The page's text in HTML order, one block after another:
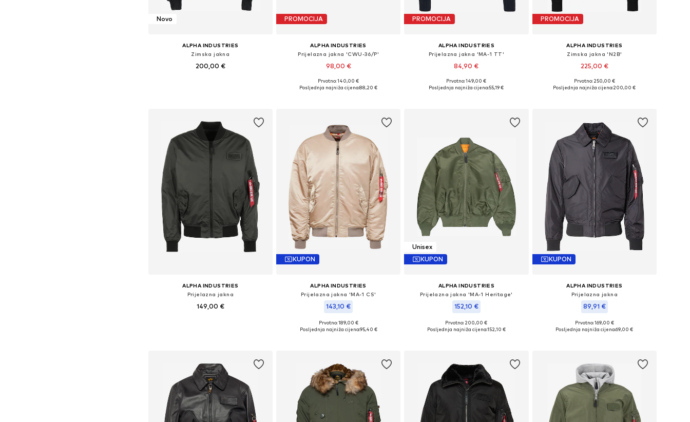
Novo
ALPHA INDUSTRIES
Zimska jakna
200,00 €
PROMOCIJA
ALPHA INDUSTRIES
Prijelazna jakna 'CWU-36/P'
98,00 €
Dostupne veličine: S, M, L, XL, XXL, XXXL
Prvotno: 140,00 €
Posljednja najniža cijena:88,20 €
PROMOCIJA
ALPHA INDUSTRIES
Prijelazna jakna 'MA-1 TT'
84,90 €
+2
Dostupne veličine: S, M, L, XL
Prvotno: 149,00 €
Posljednja najniža cijena:55,19 €
PROMOCIJA
ALPHA INDUSTRIES
Zimska jakna 'N2B'
225,00 €
Dostupne veličine: S, M, L, XL
Prvotno: 250,00 €
Posljednja najniža cijena:200,00 €
ALPHA INDUSTRIES
Prijelazna jakna
149,00 €
KUPON
ALPHA INDUSTRIES
Prijelazna jakna 'MA-1 CS'
143,10 €
Dostupne veličine: S, M, L, XL
Prvotno: 189,00 €
Posljednja najniža cijena:95,40 €
Unisex
KUPON
ALPHA INDUSTRIES
Prijelazna jakna 'MA-1 Heritage'
152,10 €
+4
Dostupno u više veličina
Prvotno: 200,00 €
Posljednja najniža cijena:152,10 €
KUPON
ALPHA INDUSTRIES
Prijelazna jakna
89,91 €
Dostupne veličine: S, M, L
Prvotno: 169,00 €
Posljednja najniža cijena:69,00 €